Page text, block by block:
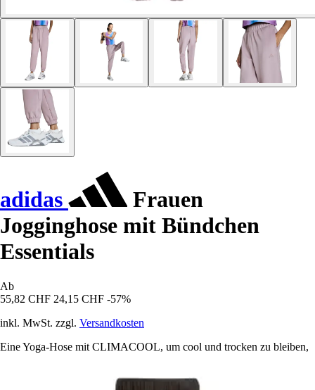
adidas
Frauen
Jogginghose mit Bündchen
Essentials
Ab
55,82 CHF 24,15 CHF -57%
inkl. MwSt. zzgl. Versandkosten
Eine Yoga-Hose mit CLIMACOOL, um cool und trocken zu bleiben,